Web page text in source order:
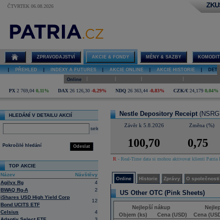
ČTVRTEK 06.08.2026
Depository
ZPRAVODAJSTVÍ AKCIE & FONDY MĚNY & SAZBY
PŘEHLED INDEXY A FUTURES AKCIE ONLINE AKCIE HISTORIE
Online
PX 2 769,04 0,11% DAX 26 126,30 -0,29% NDQ 26 363,44 -0,83% CZK/€ 24,179 0,04%
HLEDÁNÍ V DETAILU AKCIÍ
select
Odeslat
Pokročilé hledání
TOP AKCIE
Název
Návštěvy
Agilyx Rg
4
BWAQ Rg-A
2
iShares USD High Yield Corp
Bond UCITS ETF
12
Celsius
4
Nestle Depository Receipt
Závěr k 5.8.2026 Změna (%)
100,70 0,75
R - Real-Time data si mohou aktivovat klienti
Online Historie Zprávy O společnosti
US Other OTC (Pink Sheets)
Nejlepší nákup
Objem (ks)
Cena (USD)
Cena